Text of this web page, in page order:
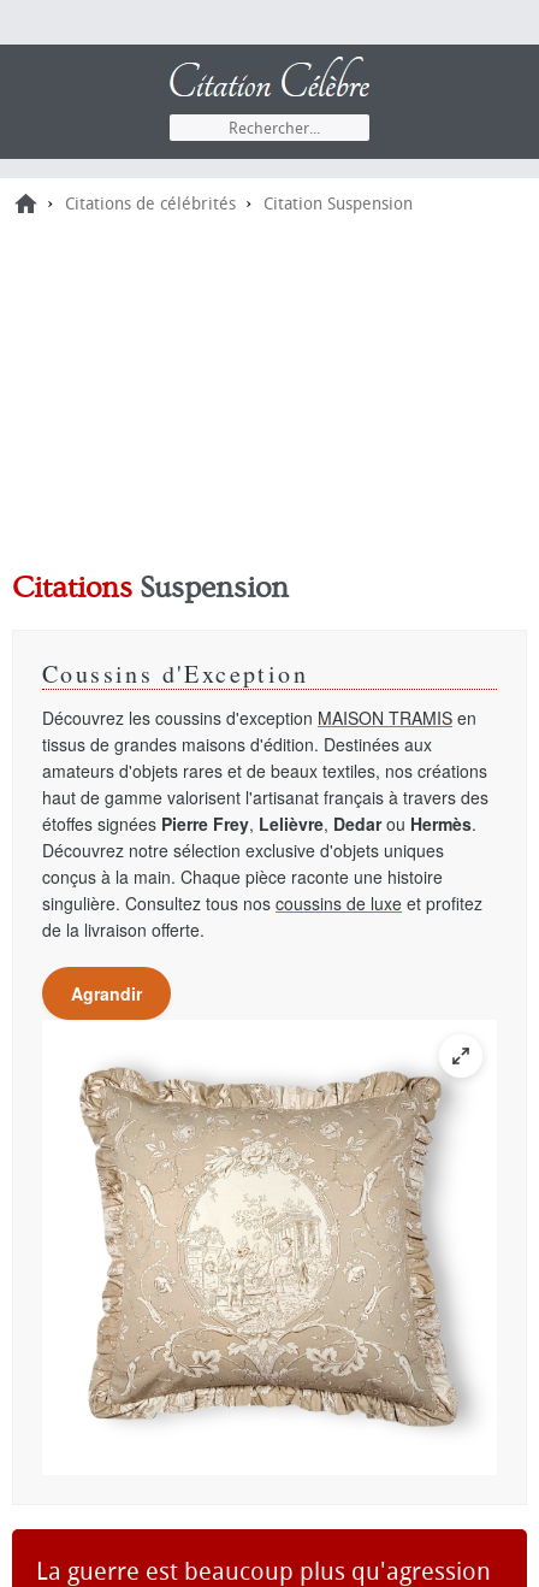
› Citations de célébrités › Citation Suspension
Citations Suspension
Coussins d'Exception
Découvrez les coussins d'exception MAISON TRAMIS en
tissus de grandes maisons d'édition. Destinées aux
amateurs d'objets rares et de beaux textiles, nos créations
haut de gamme valorisent l'artisanat français à travers des
étoffes signées Pierre Frey, Lelièvre, Dedarou Hermès.
Découvrez notre sélection exclusive d'objets uniques
conçus à la main. Chaque pièce raconte une histoire
singulière. Consultez tous nos coussins de luxe et profitez
de la livraison offerte.
Agrandir
La guerre est beaucoup plus qu'agression